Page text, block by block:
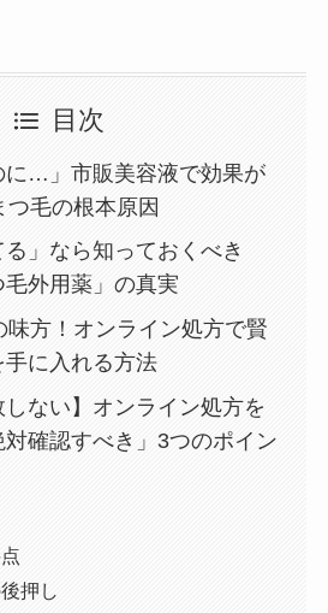
目次
に…」市販美容液で効果が
つ毛の根本原因
」なら知っておくべき
毛外用薬」の真実
味方！オンライン処方で賢
手に入れる方法
しない】オンライン処方を
確認すべき」3つのポイン
押し